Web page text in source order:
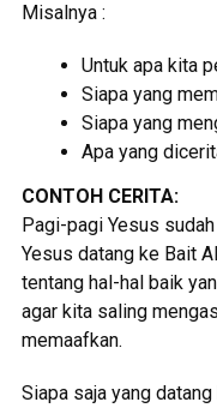
Misalnya :
Untuk apa kita
Siapa yang
Siapa yang
Apa yang
CONTOH CERITA:
Pagi-pagi Yesus
Yesus datang ke Bait
tentang hal-hal baik
agar kita saling
memaafkan.
Siapa saja yang